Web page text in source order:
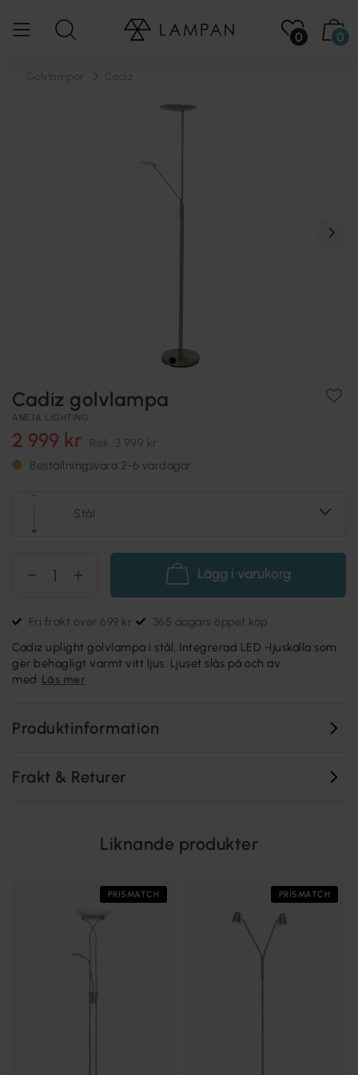
0 0
Cadiz golvlampa
ANETA LIGHTING
2 999 kr Rek. 3 999 kr
Beställningsvara 2-6 vardagar
Stål
Lägg i varukorg
Fri frakt över 699 kr 365 dagars öppet köp
Cadiz uplight golvlampa i stål. Integrerad LED -ljuskälla som
ger behagligt varmt vitt ljus. Ljuset slås på och av
med Läs mer
Produktinformation
Frakt & Returer
Liknande produkter
PRISMATCH PRISMATCH